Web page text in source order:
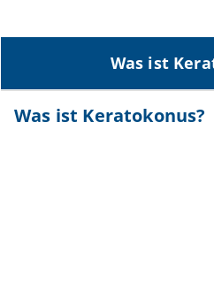
Was ist
Was ist Keratokonus?